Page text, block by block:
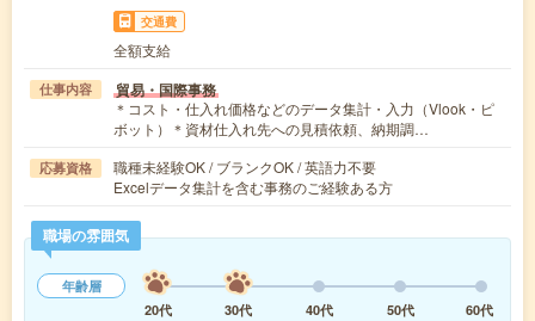
交通費
全額支給
仕事内容 貿易・国際事務
＊コスト・仕入れ価格などのデータ集計・入力（Vlook・ピ
ボット）＊資材仕入れ先への見積依頼、納期調…
応募資格
職種未経験OK / ブランクOK / 英語力不要
Excelデータ集計を含む事務のご経験ある方
職場の雰囲気
年齢層
20代
30代 40代 50代
60代